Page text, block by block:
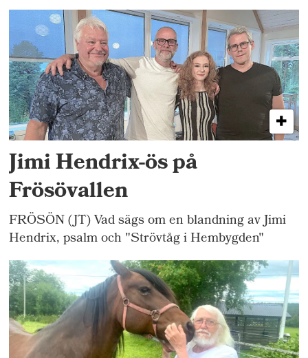
Jimi Hendrix-ös på
Frösövallen
FRÖSÖN (JT) Vad sägs om en blandning av Jimi
Hendrix, psalm och "Strövtåg i Hembygden"